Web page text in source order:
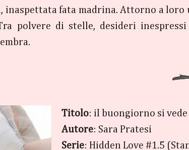
inaspettata fata madrina. Attorno a
polvere di stelle, desideri
Titolo: il buongiorno si
Autore: Sara Pratesi
Serie: Hidden Love #1.5